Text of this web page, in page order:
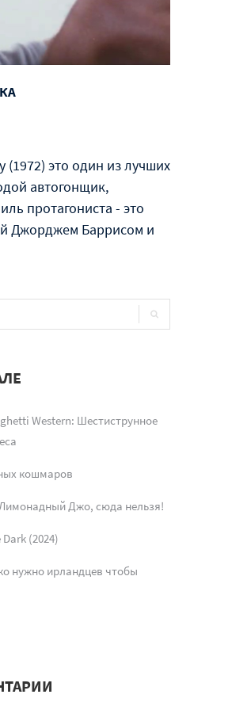
это один из лучших
автогонщик,
протагониста - это
Джорджем Баррисом и
Western: Шестиструнное
кошмаров
Джо, сюда нельзя!
(2024)
нужно ирландцев чтобы